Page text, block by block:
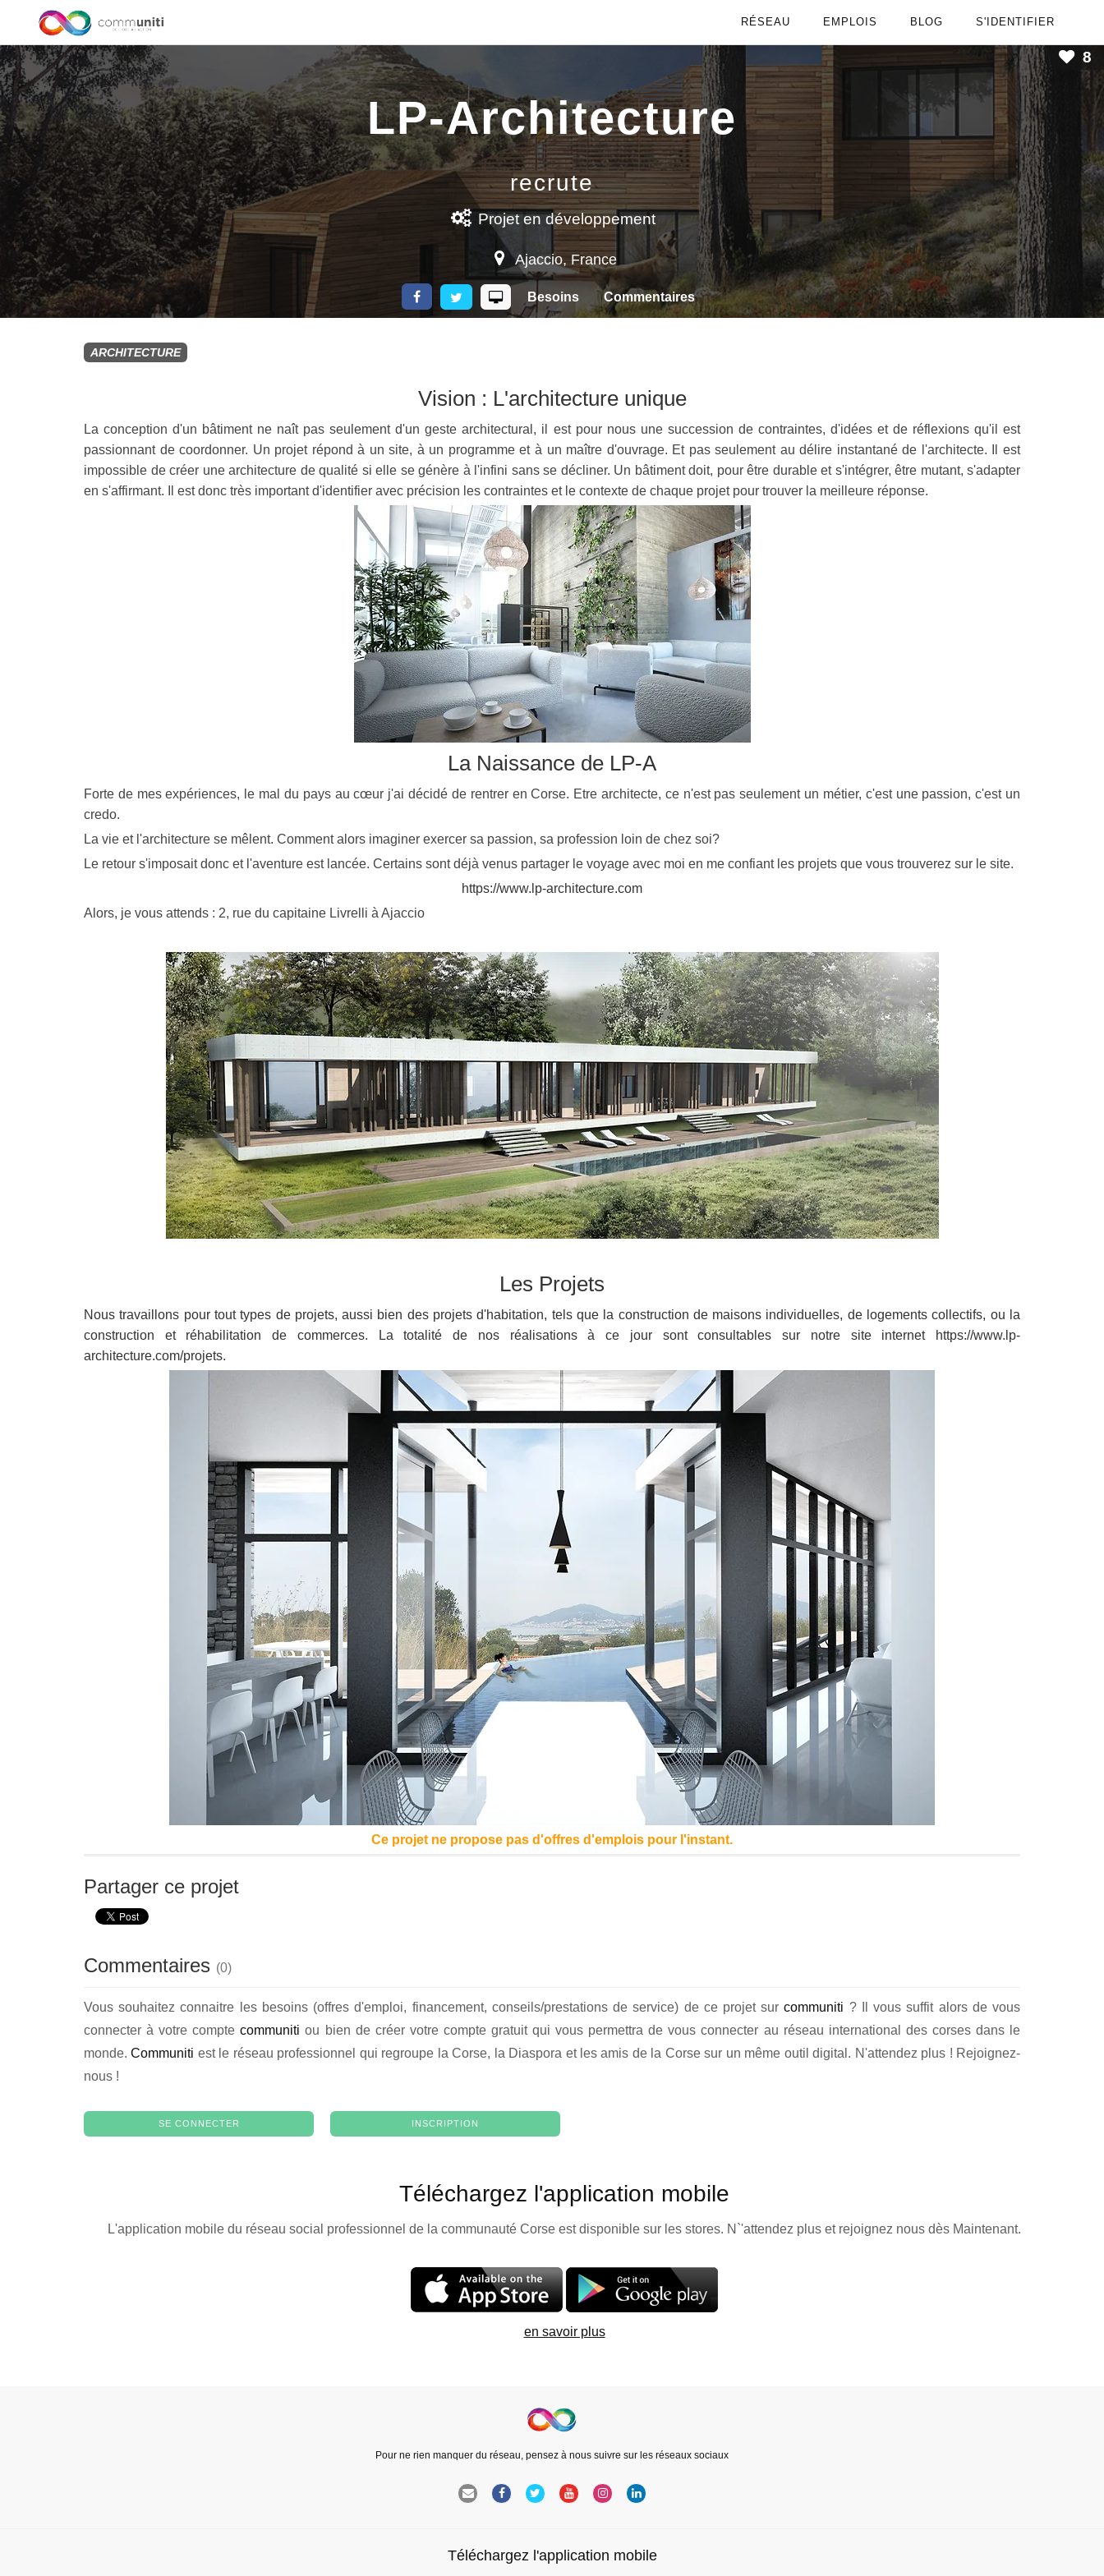
RÉSEAU EMPLOIS BLOG S'IDENTIFIER
LP-Architecture
recrute
Projeten développement
Ajaccio, France
Besoins Commentaires
8
ARCHITECTURE
Vision : L'architecture unique
La conception d'un bâtiment ne naît pas seulement d'un geste architectural, il est pour nous une succession de contraintes, d'idées et de réflexions qu'il est
passionnant de coordonner. Un projet répond à un site, à un programme et à un maître d'ouvrage. Et pas seulement au délire instantané de l'architecte. Il est
impossible de créer une architecture de qualité si elle se génère à l'infini sans se décliner. Un bâtiment doit, pour être durable et s'intégrer, être mutant, s'adapter
en s'affirmant. Il est donc très important d'identifier avec précision les contraintes et le contexte de chaque projet pour trouver la meilleure réponse.
La Naissance de LP-A
Forte de mes expériences, le mal du pays au cœur j'ai décidé de rentrer en Corse. Etre architecte, ce n'est pas seulement un métier, c'est une passion, c'est un
credo.
La vie et l'architecture se mêlent. Comment alors imaginer exercer sa passion, sa profession loin de chez soi?
Le retour s'imposait donc et l'aventure est lancée. Certains sont déjà venus partager le voyage avec moi en me confiant les projets que vous trouverez sur le site.
https://www.lp-architecture.com
Alors, je vous attends : 2, rue du capitaine Livrelli à Ajaccio
Les Projets
Nous travaillons pour tout types de projets, aussi bien des projets d'habitation, tels que la construction de maisons individuelles, de logements collectifs, ou la
construction et réhabilitation de commerces. La totalité de nos réalisations à ce jour sont consultables sur notre site internet https://www.lp-
architecture.com/projets.
Ce projet ne propose pas d'offres d'emplois pour l'instant.
Partager ce projet
Commentaires (0)
Vous souhaitez connaitre les besoins (offres d'emploi, financement, conseils/prestations de service) de ce projet surcommuniti ? Il vous suffit alors de vous
connecter à votre comptecommuniti ou bien de créer votre compte gratuit qui vous permettra de vous connecter au réseau international des corses dans le
monde.Communiti est le réseau professionnel qui regroupe la Corse, la Diaspora et les amis de la Corse sur un même outil digital. N'attendez plus ! Rejoignez-
nous !
SE CONNECTER INSCRIPTION
Téléchargez l'application mobile
L'application mobile du réseau social professionnel de la communauté Corse est disponible sur les stores. N`'attendez plus et rejoignez nous dès Maintenant.
en savoir plus
Pour ne rien manquer du réseau, pensez à nous suivre sur les réseaux sociaux
Téléchargez l'application mobile